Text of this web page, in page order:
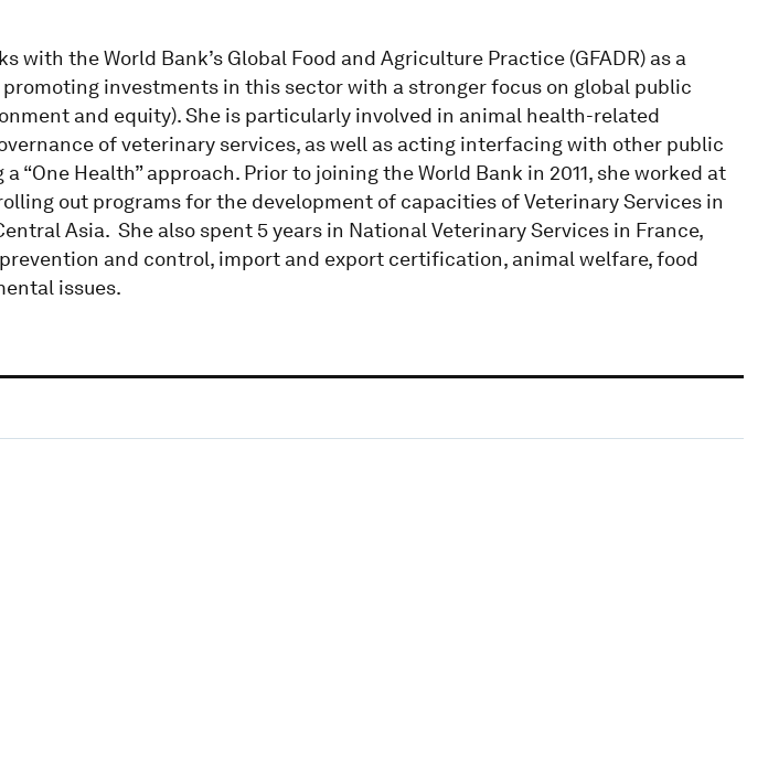
with the World Bank’s Global Food and Agriculture Practice (GFADR) as a
investments in this sector with a stronger focus on global public
and equity). She is particularly involved in animal health-related
of veterinary services, as well as acting interfacing with other public
“One Health” approach. Prior to joining the World Bank in 2011, she worked at
out programs for the development of capacities of Veterinary Services in
Asia. She also spent 5 years in National Veterinary Services in France,
and control, import and export certification, animal welfare, food
issues.